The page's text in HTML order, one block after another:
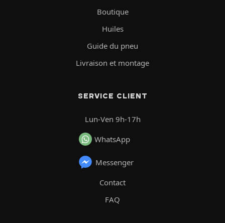
Boutique
Huiles
Guide du pneu
Livraison et montage
SERVICE CLIENT
Lun-Ven 9h-17h
WhatsApp
Messenger
Contact
FAQ